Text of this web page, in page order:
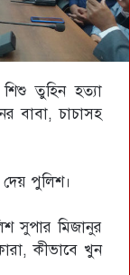
তুহিন হত্যা
বাবা, চাচাসহ
পুলিশ।
সুপার মিজানুর
কীভাবে খুন